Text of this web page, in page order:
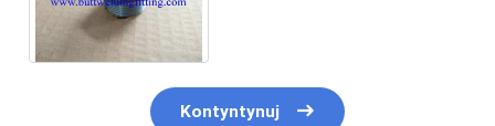
Kontyntynuj